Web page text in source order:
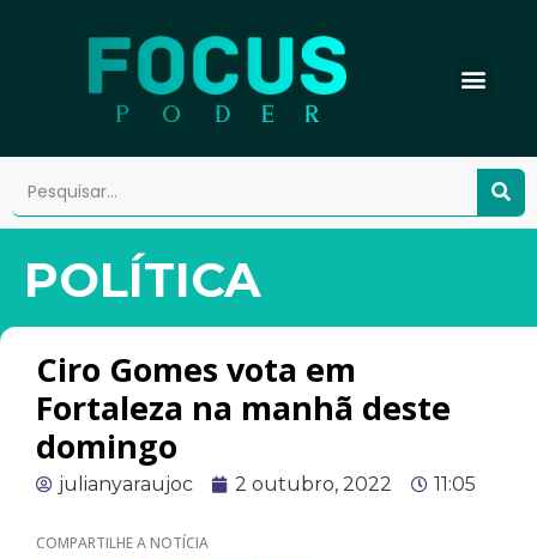
POLÍTICA
Ciro Gomes vota em
Fortaleza na manhã deste
domingo
julianyaraujoc 2 outubro, 2022 11:05
COMPARTILHE A NOTÍCIA